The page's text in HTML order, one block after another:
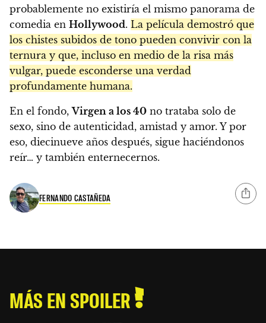
probablemente no existiría el mismo panorama de
comedia en Hollywood. La película demostró que
los chistes subidos de tono pueden convivir con la
ternura y que, incluso en medio de la risa más
vulgar, puede esconderse una verdad
profundamente humana.
En el fondo,Virgen a los 40 no trataba solo de
sexo, sino de autenticidad, amistad y amor. Y por
eso, diecinueve años después, sigue haciéndonos
reír… y también enternecernos.
FERNANDO CASTAÑEDA
MÁS EN SPOILER